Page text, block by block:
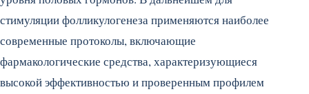
стимуляции фолликулогенеза применяются наиболее
современные протоколы, включающие
фармакологические средства, характеризующиеся
высокой эффективностью и проверенным профилем